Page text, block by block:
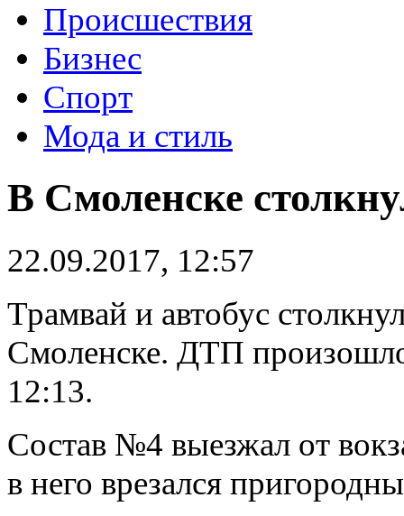
Происшествия
Бизнес
Спорт
Мода и стиль
В Смоленске
22.09.2017, 12:57
Трамвай и автобус
Смоленске. ДТП
12:13.
Состав №4 выезжал от
в него врезался